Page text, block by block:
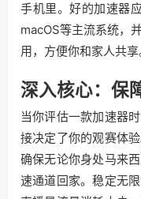
手机里。好的加速器
macOS等主流系统，
用，方便你和家人共享
深入核心：保
当你评估一款加速器
接决定了你的观赛体
确保无论你身处马来
速通道回家。稳定无